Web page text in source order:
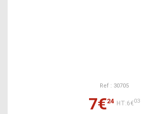
Ref : 30705
7€24 HT:6€03